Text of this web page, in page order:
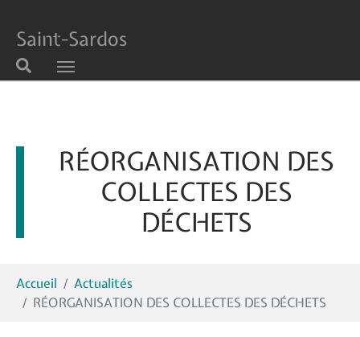
Saint-Sardos
RÉORGANISATION DES
COLLECTES DES
DÉCHETS
Accueil
Actualités
RÉORGANISATION DES COLLECTES DES DÉCHETS